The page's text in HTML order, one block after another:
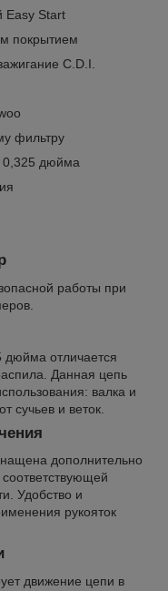
Easy Start
покрытием
C.D.I.
фильтру
0,325 дюйма
работы при
отличается
Данная цепь
валка и
сучьев и веток.
дополнительно
Удобство и
рукояток
движение цепи в